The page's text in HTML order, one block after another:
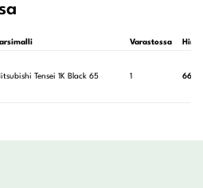
Varastossa Hinta
Tensei 1K Black 65 1